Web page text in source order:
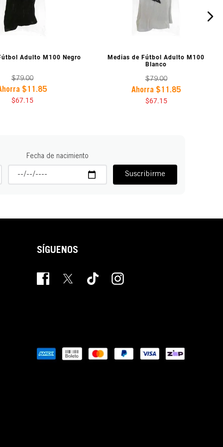
PREVIA
Adulto M100 Negro
$79.00
$11 .85
$67.15
VISTA PREVIA
Medias de Fútbol Adulto M100
Blanco
$79.00
Ahorra $11 .85
$67.15
Fecha de nacimiento
Suscribirme
SÍGUENOS